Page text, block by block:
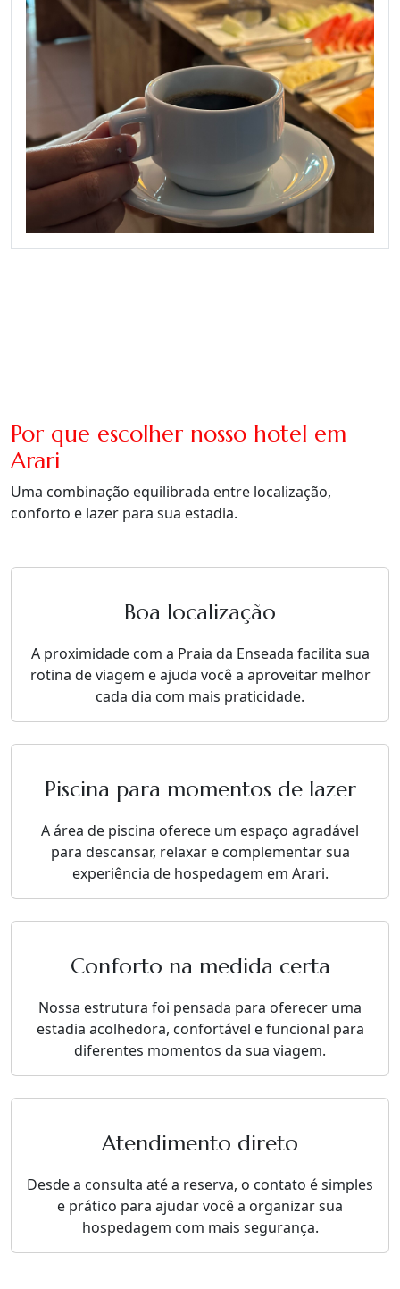
Por que escolher nosso hotel em
Arari
Uma combinação equilibrada entre localização,
conforto e lazer para sua estadia.
Boa localização
A proximidade com a Praia da Enseada facilita sua
rotina de viagem e ajuda você a aproveitar melhor
cada dia com mais praticidade.
Piscina para momentos de lazer
A área de piscina oferece um espaço agradável
para descansar, relaxar e complementar sua
experiência de hospedagem em Arari.
Conforto na medida certa
Nossa estrutura foi pensada para oferecer uma
estadia acolhedora, confortável e funcional para
diferentes momentos da sua viagem.
Atendimento direto
Desde a consulta até a reserva, o contato é simples
e prático para ajudar você a organizar sua
hospedagem com mais segurança.